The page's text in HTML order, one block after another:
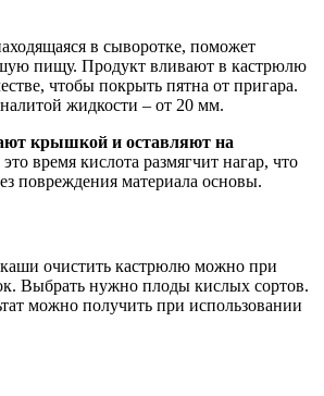
в сыворотке, поможет
пищу. Продукт вливают в кастрюлю
чтобы покрыть пятна от пригара.
жидкости – от 20 мм.
крышкой и оставляют на
это время кислота размягчит нагар, что
повреждения материала основы.
очистить кастрюлю можно при
Выбрать нужно плоды кислых сортов.
можно получить при использовании